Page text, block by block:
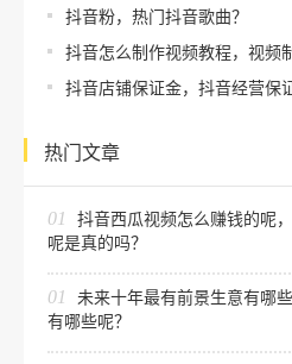
抖音粉，热门抖音歌曲？
抖音怎么制作视频教程，视频
抖音店铺保证金，抖音经营保
热门文章
01
抖音西瓜视频怎么赚钱的呢
呢是真的吗？
01
未来十年最有前景生意有哪
有哪些呢？